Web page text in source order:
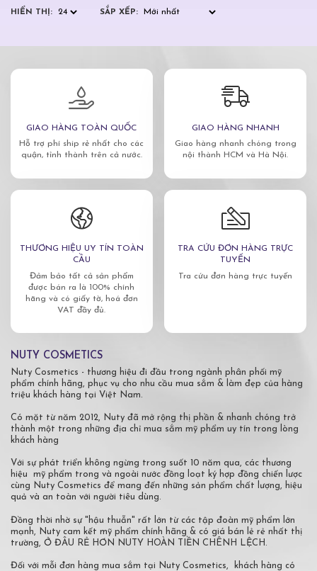
HIỂN THỊ: SẮP XẾP:
GIAO HÀNG TOÀN QUỐC
Hỗ trợ phí ship rẻ nhất cho các
quận, tỉnh thành trên cả nước.
GIAO HÀNG NHANH
Giao hàng nhanh chóng trong
nội thành HCM và Hà Nội.
THƯƠNG HIỆU UY TÍN TOÀN
CẦU
Đảm bảo tất cả sản phẩm
được bán ra là 100% chính
hãng và có giấy tờ, hoá đơn
VAT đầy đủ.
TRA CỨU ĐƠN HÀNG TRỰC
TUYẾN
Tra cứu đơn hàng trực tuyến
NUTY COSMETICS
Nuty Cosmetics - thương hiệu đi đầu trong ngành phân phối mỹ
phẩm chính hãng, phục vụ cho nhu cầu mua sắm & làm đẹp của hàng
triệu khách hàng tại Việt Nam.
Có mặt từ năm 2012, Nuty đã mở rộng thị phần & nhanh chóng trở
thành một trong những địa chỉ mua sắm mỹ phẩm uy tín trong lòng
khách hàng
Với sự phát triển không ngừng trong suốt 10 năm qua, các thương
hiệu mỹ phẩm trong và ngoài nước đồng loạt ký hợp đồng chiến lược
cùng Nuty Cosmetics để mang đến những sản phẩm chất lượng, hiệu
quả và an toàn với người tiêu dùng.
Đồng thời nhờ sự "hậu thuẫn" rất lớn từ các tập đoàn mỹ phẩm lớn
mạnh, Nuty cam kết mỹ phẩm chính hãng & có giá bán lẻ rẻ nhất thị
trường, Ở ĐÂU RẺ HƠN NUTY HOÀN TIỀN CHÊNH LỆCH.
Đối với mỗi đơn hàng mua sắm tại Nuty Cosmetics, khách hàng có